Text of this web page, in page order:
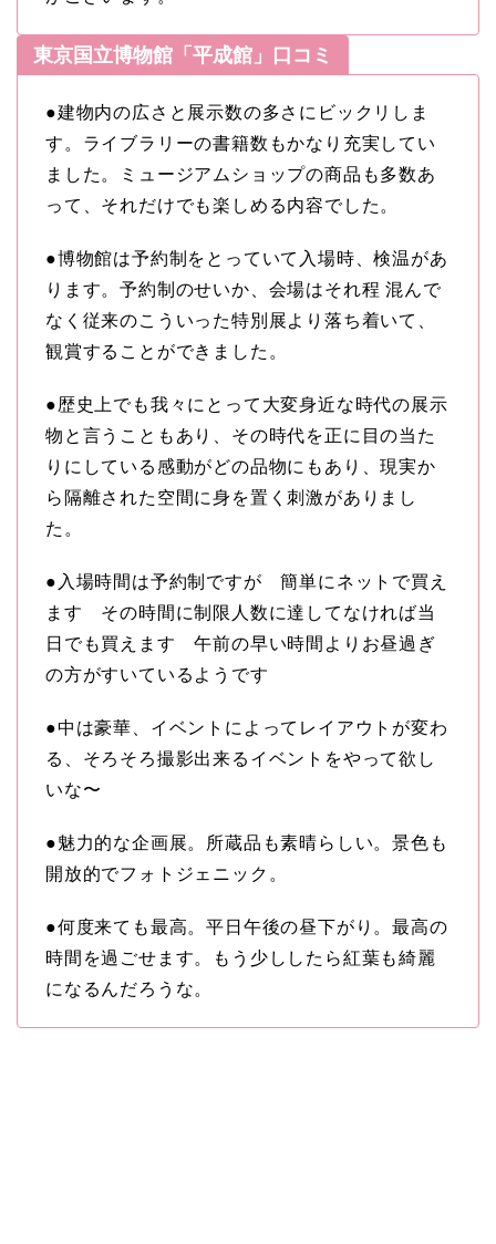
東京国立博物館「平成館」口コミ
●建物内の広さと展示数の多さにビックリしま
す。ライブラリーの書籍数もかなり充実してい
ました。ミュージアムショップの商品も多数あ
って、それだけでも楽しめる内容でした。
●博物館は予約制をとっていて入場時、検温があ
ります。予約制のせいか、会場はそれ程 混んで
なく従来のこういった特別展より落ち着いて、
観賞することができました。
●歴史上でも我々にとって大変身近な時代の展示
物と言うこともあり、その時代を正に目の当た
りにしている感動がどの品物にもあり、現実か
ら隔離された空間に身を置く刺激がありまし
た。
●入場時間は予約制ですが 簡単にネットで買え
ます その時間に制限人数に達してなければ当
日でも買えます 午前の早い時間よりお昼過ぎ
の方がすいているようです
●中は豪華、イベントによってレイアウトが変わ
る、そろそろ撮影出来るイベントをやって欲し
いな〜
●魅力的な企画展。所蔵品も素晴らしい。景色も
開放的でフォトジェニック。
●何度来ても最高。平日午後の昼下がり。最高の
時間を過ごせます。もう少ししたら紅葉も綺麗
になるんだろうな。